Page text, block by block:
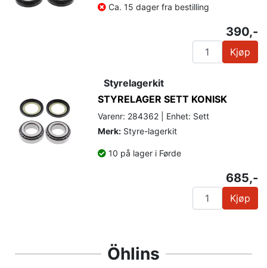
Ca. 15 dager fra bestilling
390,-
Kjøp
Styrelagerkit
STYRELAGER SETT KONISK
Varenr: 284362 | Enhet: Sett
Merk: Styre-lagerkit
10 på lager i Førde
685,-
Kjøp
Öhlins